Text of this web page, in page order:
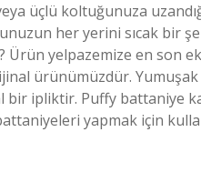
üçlü koltuğunuza
her yerini sıcak bir
yelpazemize en son
ürünümüzdür.
ipliktir. Puffy battaniye
yapmak için